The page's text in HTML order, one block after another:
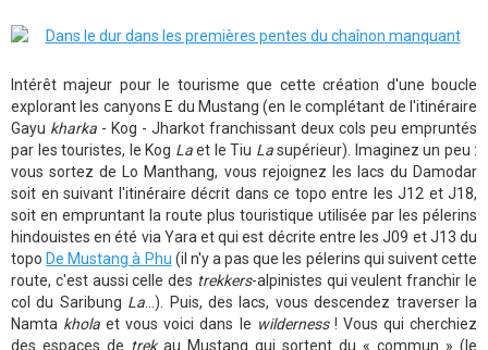
Intérêt majeur pour le tourisme que cette création d'une boucle
explorant les canyons E du Mustang (en le complétant de l'itinéraire
Gayu kharka - Kog - Jharkot franchissant deux cols peu empruntés
par les touristes, le Kog Laet le Tiu Lasupérieur). Imaginez un peu :
vous sortez de Lo Manthang, vous rejoignez les lacs du Damodar
soit en suivant l'itinéraire décrit dans ce topo entre les J12 et J18,
soit en empruntant la route plus touristique utilisée par les pélerins
hindouistes en été via Yara et qui est décrite entre les J09 et J13 du
topo De Mustang à Phu (il n'y a pas que les pélerins qui suivent cette
route, c'est aussi celle des trekkers-alpinistes qui veulent franchir le
col du Saribung La ...). Puis, des lacs, vous descendez traverser la
Namta khola et vous voici dans le wilderness ! Vous qui cherchiez
des espaces de trekau Mustang qui sortent du « commun » (le